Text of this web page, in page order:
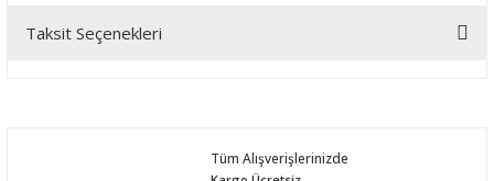
Taksit Seçenekleri
Tüm Alışverişlerinizde